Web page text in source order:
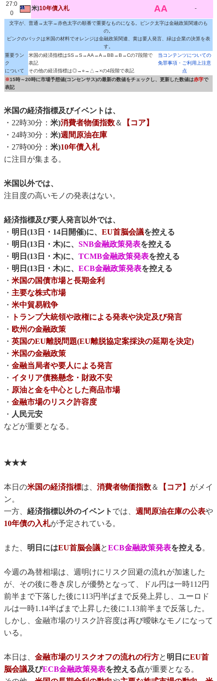
27:0
0
米)10年債入札 AA -
文字が、普通→太字→赤色太字の順番で重要なものになる。ピンク太字は金融政策関連のも
の。
ピンクのバックは米国の材料でオレンジは金融政策関連、黄は要人発言、緑は企業の決算を表
す。
重要ラン
ク
について
米国の経済指標はSS→S→AA→A→BB→B→Cの7段階で
表記
その他の経済指標は◎→○→△→×の4段階で表記
当コンテンツについての
免罪事項・ご利用上注意
点
※15時～20時に市場予想値(コンセンサス)の最新の数値をチェックし、更新した数値は赤字で
表記
米国の経済指標及びイベントは、
・22時30分： 米)消費者物価指数＆
【コア】
・24時30分： 米)週間原油在庫
・27時00分： 米)10年債入札
に注目が集まる。
米国以外では、
注目度の高いモノの発表はない。
経済指標及び要人発言以外では、
・ 明日(13日・14日開催)に、 EU首脳会議を控える
・ 明日(13日・木)に、 SNB金融政策発表を控える
・ 明日(13日・木)に、 TCMB金融政策発表を控える
・ 明日(13日・木)に、 ECB金融政策発表を控える
・ 米国の国債市場と長期金利
・ 主要な株式市場
・ 米中貿易戦争
・
トランプ大統領や政権による発表や決定及び発言
・ 欧州の金融政策
・ 英国のEU離脱問題(EU離脱協定案採決の延期を決定)
・ 米国の金融政策
・ 金融当局者や要人による発言
・ イタリア債務懸念・財政不安
・ 原油と金を中心とした商品市場
・ 金融市場のリスク許容度
・ 人民元安
などが重要となる。
★★★
本日の米国の経済指標は、 消費者物価指数＆ 【コア】 がメイ
ン。
一方、 経済指標以外のイベント では、 週間原油在庫の公表や
10年債の入札が予定されている。
また、 明日にはEU首脳会議とECB金融政策発表を控える。
今週の為替相場は、週明けにリスク回避の流れが加速した
が、その後に巻き戻しが優勢となって、ドル円は一時112円
前半まで下落した後に113円半ばまで反発上昇し、ユーロド
ルは一時1.14半ばまで上昇した後に1.13前半まで反落した。
しかし、金融市場のリスク許容度は再び曖昧なモノになって
いる。
本日は、 金融市場のリスクオフの流れの行方と 明日にEU首
脳会議及びECB金融政策発表を控える点が重要となる。